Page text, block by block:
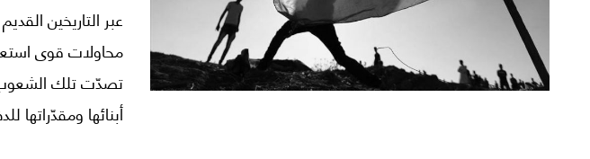
عبر التاريخين
محاولات قوى
تصدّت تلك الشعوب
أبنائها ومقدّراتها